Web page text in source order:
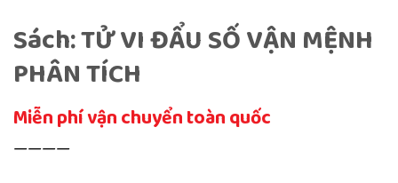
Sách: TỬ VI ĐẨU SỐ VẬN MỆNH
PHÂN TÍCH
Miễn phí vận chuyển toàn quốc
————